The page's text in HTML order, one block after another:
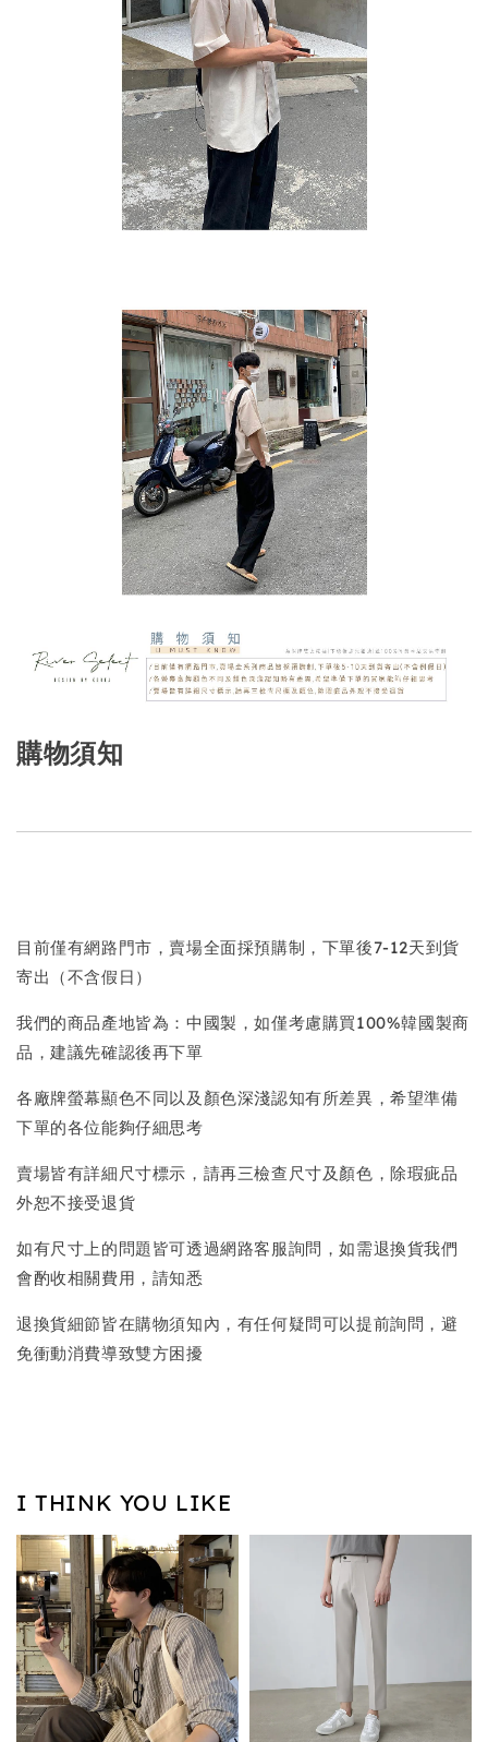
購物須知
目前僅有網路門市，賣場全面採預購制，下單後7-12天到貨
寄出（不含假日）
我們的商品產地皆為：中國製，如僅考慮購買100%韓國製商
品，建議先確認後再下單
各廠牌螢幕顯色不同以及顏色深淺認知有所差異，希望準備
下單的各位能夠仔細思考
賣場皆有詳細尺寸標示，請再三檢查尺寸及顏色，除瑕疵品
外恕不接受退貨
如有尺寸上的問題皆可透過網路客服詢問，如需退換貨我們
會酌收相關費用，請知悉
退換貨細節皆在購物須知內，有任何疑問可以提前詢問，避
免衝動消費導致雙方困擾
I THINK YOU LIKE